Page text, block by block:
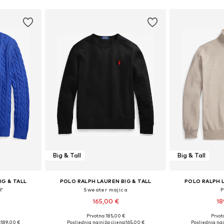
& TALL
189,00 €
Big & Tall
POLO RALPH LAUREN BIG & TALL
Sweater majica
165,00 €
Dostupne veličine: XXXL, 4XL, 5XL, 6XL, 7XL
Prvotno: 185,00 €
Posljednja najniža cijena:165,00 €
Big & Tall
POLO RALPH
Dostupne
Posljednja